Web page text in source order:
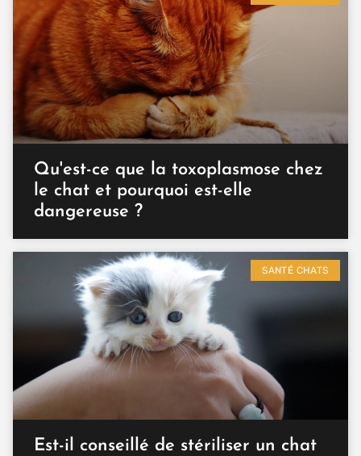
Qu'est-ce que la toxoplasmose chez
le chat et pourquoi est-elle
dangereuse ?
SANTÉ CHATS
Est-il conseillé de stériliser un chat